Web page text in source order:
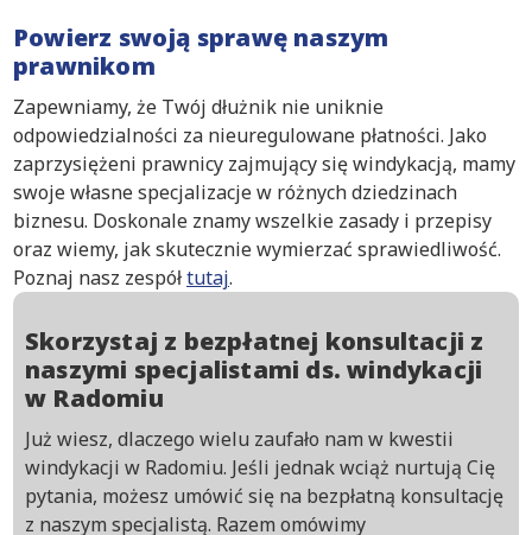
Powierz swoją sprawę naszym
prawnikom
Zapewniamy, że Twój dłużnik nie uniknie
odpowiedzialności za nieuregulowane płatności. Jako
zaprzysiężeni prawnicy zajmujący się windykacją, mamy
swoje własne specjalizacje w różnych dziedzinach
biznesu. Doskonale znamy wszelkie zasady i przepisy
oraz wiemy, jak skutecznie wymierzać sprawiedliwość.
Poznaj nasz zespółtutaj.
Skorzystaj z bezpłatnej konsultacji z
naszymi specjalistami ds. windykacji
w Radomiu
Już wiesz, dlaczego wielu zaufało nam w kwestii
windykacji w Radomiu. Jeśli jednak wciąż nurtują Cię
pytania, możesz umówić się na bezpłatną konsultację
z naszym specjalistą. Razem omówimy